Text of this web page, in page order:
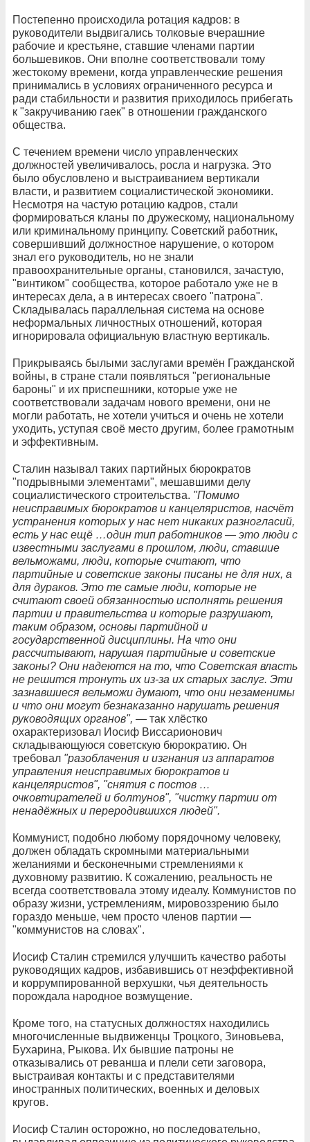
Постепенно происходила ротация кадров: в
руководители выдвигались толковые вчерашние
рабочие и крестьяне, ставшие членами партии
большевиков. Они вполне соответствовали тому
жестокому времени, когда управленческие решения
принимались в условиях ограниченного ресурса и
ради стабильности и развития приходилось прибегать
к "закручиванию гаек" в отношении гражданского
общества.
С течением времени число управленческих
должностей увеличивалось, росла и нагрузка. Это
было обусловлено и выстраиванием вертикали
власти, и развитием социалистической экономики.
Несмотря на частую ротацию кадров, стали
формироваться кланы по дружескому, национальному
или криминальному принципу. Советский работник,
совершивший должностное нарушение, о котором
знал его руководитель, но не знали
правоохранительные органы, становился, зачастую,
"винтиком" сообщества, которое работало уже не в
интересах дела, а в интересах своего "патрона".
Складывалась параллельная система на основе
неформальных личностных отношений, которая
игнорировала официальную властную вертикаль.
Прикрываясь былыми заслугами времён Гражданской
войны, в стране стали появляться "региональные
бароны" и их приспешники, которые уже не
соответствовали задачам нового времени, они не
могли работать, не хотели учиться и очень не хотели
уходить, уступая своё место другим, более грамотным
и эффективным.
Сталин называл таких партийных бюрократов
"подрывными элементами", мешавшими делу
социалистического строительства. "Помимо
неисправимых бюрократов и канцеляристов, насчёт
устранения которых у нас нет никаких разногласий,
есть у нас ещё …один тип работников — это люди с
известными заслугами в прошлом, люди, ставшие
вельможами, люди, которые считают, что
партийные и советские законы писаны не для них, а
для дураков. Это те самые люди, которые не
считают своей обязанностью исполнять решения
партии и правительства и которые разрушают,
таким образом, основы партийной и
государственной дисциплины. На что они
рассчитывают, нарушая партийные и советские
законы? Они надеются на то, что Советская власть
не решится тронуть их из-за их старых заслуг. Эти
зазнавшиеся вельможи думают, что они незаменимы
и что они могут безнаказанно нарушать решения
руководящих органов", — так хлёстко
охарактеризовал Иосиф Виссарионович
складывающуюся советскую бюрократию. Он
требовал "разоблачения и изгнания из аппаратов
управления неисправимых бюрократов и
канцеляристов", "снятия с постов …
очковтирателей и болтунов", "чистку партии от
ненадёжных и переродившихся людей".
Коммунист, подобно любому порядочному человеку,
должен обладать скромными материальными
желаниями и бесконечными стремлениями к
духовному развитию. К сожалению, реальность не
всегда соответствовала этому идеалу. Коммунистов по
образу жизни, устремлениям, мировоззрению было
гораздо меньше, чем просто членов партии —
"коммунистов на словах".
Иосиф Сталин стремился улучшить качество работы
руководящих кадров, избавившись от неэффективной
и коррумпированной верхушки, чья деятельность
порождала народное возмущение.
Кроме того, на статусных должностях находились
многочисленные выдвиженцы Троцкого, Зиновьева,
Бухарина, Рыкова. Их бывшие патроны не
отказывались от реванша и плели сети заговора,
выстраивая контакты и с представителями
иностранных политических, военных и деловых
кругов.
Иосиф Сталин осторожно, но последовательно,